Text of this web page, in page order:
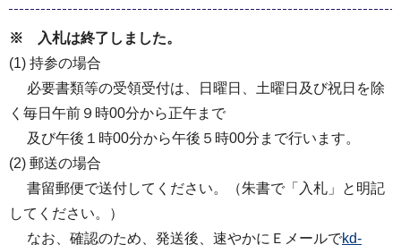
※ 入札は終了しました。
(1) 持参の場合
必要書類等の受領受付は、日曜日、土曜日及び祝日を除
く毎日午前９時00分から正午まで
及び午後１時00分から午後５時00分まで行います。
(2) 郵送の場合
書留郵便で送付してください。（朱書で「入札」と明記
してください。）
なお、確認のため、発送後、速やかにＥメールでkd-